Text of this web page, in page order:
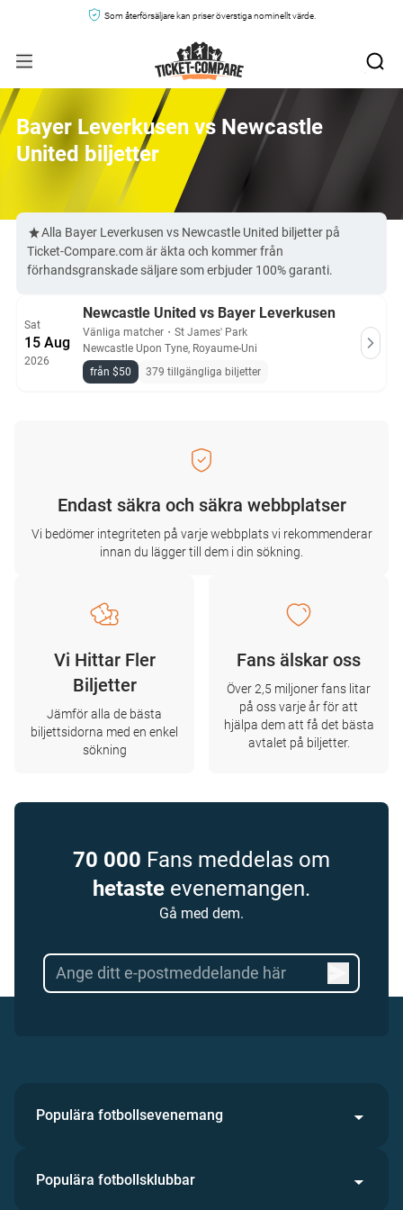
Som återförsäljare kan priser överstiga nominellt värde.
Bayer Leverkusen vs Newcastle
United biljetter
Alla Bayer Leverkusen vs Newcastle United biljetter på
Ticket-Compare.com är äkta och kommer från
förhandsgranskade säljare som erbjuder 100% garanti.
Sat
15 Aug
2026
Newcastle United vs Bayer Leverkusen
Vänliga matcher ・ St James' Park
Newcastle Upon Tyne, Royaume-Uni
från $50
379 tillgängliga biljetter
Endast säkra och säkra webbplatser
Vi bedömer integriteten på varje webbplats vi rekommenderar
innan du lägger till dem i din sökning.
Vi Hittar Fler
Biljetter
Jämför alla de bästa
biljettsidorna med en enkel
sökning
Fans älskar oss
Över 2,5 miljoner fans litar
på oss varje år för att
hjälpa dem att få det bästa
avtalet på biljetter.
70 000 Fans meddelas om
hetaste evenemangen.
Gå med dem.
Populära fotbollsevenemang
Populära fotbollsklubbar